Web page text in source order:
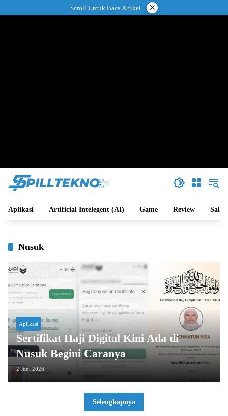
ke
Scroll Untuk Baca Artikel ×
Aplikasi Artificial Intelegent (AI) Game Review Sains
Nusuk
Aplikasi
Sertifikat Haji Digital Kini Ada di
Nusuk Begini Caranya
2 Juni 2026
Selengkapnya